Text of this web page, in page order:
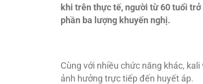
khi trên thực tế, người từ 60 tuổi
phần ba lượng khuyến nghị.
Cùng với nhiều chức năng khác,
ảnh hưởng trực tiếp đến huyết áp.